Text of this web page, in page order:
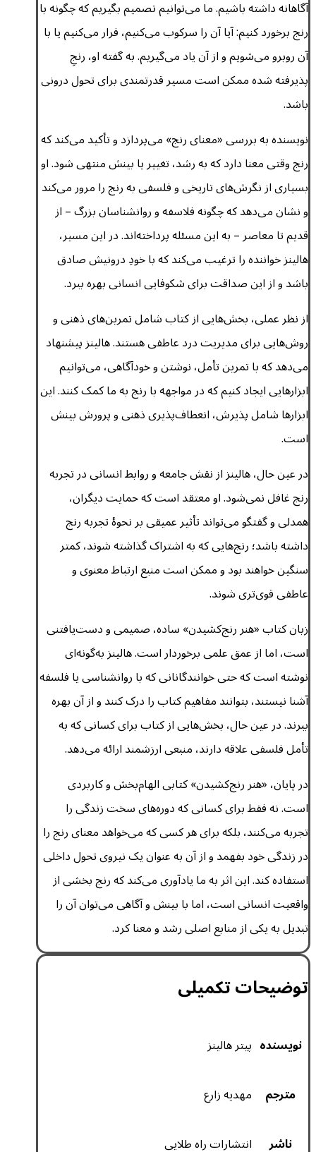
آگاهانه داشته باشیم. ما می‌توانیم تصمیم بگیریم که چگونه با
رنج برخورد کنیم: آیا آن را سرکوب می‌کنیم، فرار می‌کنیم یا با
آن روبرو می‌شویم و از آن یاد می‌گیریم. به گفته او، رنجِ
پذیرفته شده ممکن است مسیر قدرتمندی برای تحول درونی
باشد.
نویسنده به بررسی «معنای رنج» می‌پردازد و تأکید می‌کند که
رنج وقتی معنا دارد که به رشد، تغییر یا بینش منتهی شود. او
بسیاری از نگرش‌های تاریخی و فلسفی به رنج را مرور می‌کند
و نشان می‌دهد که چگونه فلاسفه و روانشناسان بزرگ – از
قدیم تا معاصر – به این مسئله پرداخته‌اند. در این مسیر،
هالینز خواننده را ترغیب می‌کند که با خودِ درونیش صادق
باشد و از این صداقت برای شکوفایی انسانی بهره ببرد.
از نظر عملی، بخش‌هایی از کتاب شامل تمرین‌های ذهنی و
روش‌هایی برای مدیریت درد عاطفی هستند. هالینز پیشنهاد
می‌دهد که با تمرین تأمل، نوشتن و خودآگاهی، می‌توانیم
ابزارهایی ایجاد کنیم که در مواجهه با رنج به ما کمک کنند. این
ابزارها شامل پذیرش، انعطاف‌پذیری ذهنی و پرورش بینش
است.
در عین حال، هالینز از نقش جامعه و روابط انسانی در تجربه
رنج غافل نمی‌شود. او معتقد است که حمایت دیگران،
همدلی و گفتگو می‌تواند تأثیر عمیقی بر نحوهٔ تجربه رنج
داشته باشد؛ رنج‌هایی که به اشتراک گذاشته شوند، کمتر
سنگین خواهند بود و ممکن است منبع ارتباط معنوی و
عاطفی قوی‌تری شوند.
زبان کتاب «هنر رنج‌کشیدن» ساده، صمیمی و دست‌یافتنی
است، اما از عمق علمی برخوردار است. هالینز به‌گونه‌ای
نوشته است که حتی خوانندگانانی که با روانشناسی یا فلسفه
آشنا نیستند، بتوانند مفاهیم کتاب را درک کنند و از آن بهره
ببرند. در عین حال، بخش‌هایی از کتاب برای کسانی که به
تأمل فلسفی علاقه دارند، منبعی ارزشمند ارائه می‌دهد.
در پایان، «هنر رنج‌کشیدن» کتابی الهام‌بخش و کاربردی
است. نه فقط برای کسانی که دوره‌های سخت زندگی را
تجربه می‌کنند، بلکه برای هر کسی که می‌خواهد معنای رنج را
در زندگی خود بفهمد و از آن به عنوان یک نیروی تحول داخلی
استفاده کند. این اثر به ما یادآوری می‌کند که رنج بخشی از
واقعیت انسانی است، اما با بینش و آگاهی می‌توان آن را
تبدیل به یکی از منابع اصلی رشد و معنا کرد.
توضیحات تکمیلی
نویسنده پیتر هالینز
مترجم مهدیه زارع
ناشر انتشارات راه طلایی